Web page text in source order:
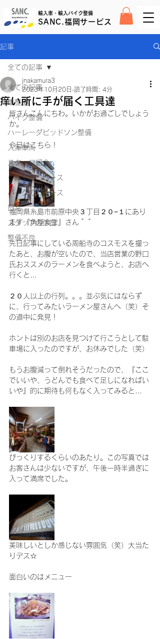
SANC.福岡サービス
輸入車・輸入バイク整備
記事
全ての記事
車整備
バイク整備
ハーレーダビッドソン整備
入庫車両
スタッフ紹介
クルマのニュース
バイクのニュース
日常
スタッフの休日
整備不良
全ての記事
痒い所に手が届く工具達
jnakamura3
2023年10月20日 読了時間: 4分
皆さんこんにちわ。いかがお過ごしでしょう
か。
今日はこちら！
福岡県糸島市前原中央３丁目２０−１にあり
ます『角屋食堂』さん＾＾
先日記事にしている周船寺のコスモスを撮っ
たあと、お腹が空いたので、当店営業の野口
氏おススメのラーメンを食べようと、お店へ
行くと…
２０人以上の行列。。。並ぶ気にはならず
に、行ってみたいラーメン屋さんへ（笑）そ
の道中に発見！
ホントは別のお店を見つけて行こうとして駐
車場に入ったのですが、お休みでした（笑）
もうお腹減って倒れそうだったので、『ここ
でいいや、うどんでも食べて足しになればい
いや』的に期待も何もなく入ってみると…
びっくりするくらいのあたり。この写真では
お客さんは少ないですが、午後一時半過ぎに
入って満席でした。
美味しいとしか感じない雰囲気（笑）大当た
りデス☆
面白いのはメニュー